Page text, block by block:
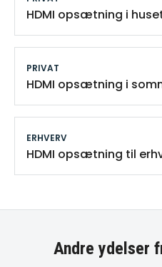
HDMI opsætning i
PRIVAT
HDMI opsætning i
ERHVERV
HDMI opsætning til
Andre ydelser